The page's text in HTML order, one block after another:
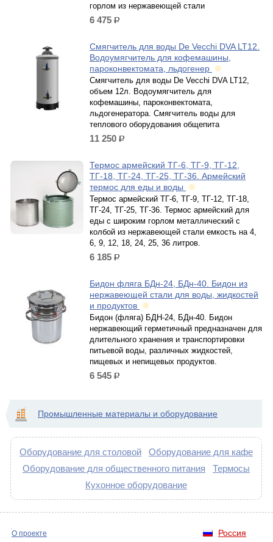
горлом из нержавеющей стали
6 475 р.
Смягчитель​ для воды De Vecchi DVA LT12.
Водоумягчитель для кофемашины,
пароконвектомата, льдогенер
Смягчитель​ для воды De Vecchi DVA LT12,
объем 12л. Водоумягчитель для
кофемашины, пароконвектомата,
льдогенератора. Смягчитель воды для
теплового оборудования общепита
11 250 р.
Термос армейский ТГ-6, ТГ-9, ТГ-12,
ТГ-18, ТГ-24, ТГ-25, ТГ-36. Армейский
термос для еды и воды
Термос армейский ТГ-6, ТГ-9, ТГ-12, ТГ-18,
ТГ-24, ТГ-25, ТГ-36. Термос армейский для
еды с широким горлом металлический с
колбой из нержавеющей стали емкость на 4,
6, 9, 12, 18, 24, 25, 36 литров.
6 185 р.
Бидон фляга БДн-24, БДн-40. Бидон из
нержавеющей стали для воды, жидкостей
и продуктов
Бидон (фляга) БДН-24, БДн-40. Бидон
нержавеющий герметичный предназначен для
длительного хранения и транспортировки
питьевой воды, различных жидкостей,
пищевых и непищевых продуктов.
6 545 р.
Промышленные материалы и оборудование
Оборудование для столовой
Оборудование для кафе
Оборудование для общественного питания
Термосы
Кухонное оборудование
Россия
О проекте